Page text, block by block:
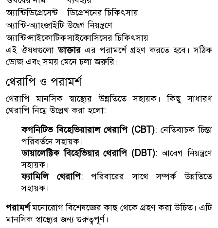
অ্যান্টিডিপ্রেসেন্ট
ডিপ্রেশনের চিকিৎসায়
অ্যান্টি-অ্যাংজাইটি উদ্বেগ নিয়ন্ত্রণে
অ্যান্টিপ্সাইকোটিকসাইকোসিসের চিকিৎসায়
এই ঔষধগুলোডাক্তারএর পরামর্শে গ্রহণ করতে হবে। সঠিক
ডোজ এবং সময় মেনে চলা জরুরি।
থেরাপি ও পরামর্শ
থেরাপি মানসিক স্বাস্থ্যের উন্নতিতে সহায়ক। কিছু সাধারণ
থেরাপি নিম্নে উল্লেখ করা হলো:
কগনিটিভ বিহেভিয়ারাল থেরাপি (CBT): নেতিবাচক চিন্তা
পরিবর্তনে সহায়ক।
ডায়ালেক্টিক বিহেভিয়ার থেরাপি (DBT): আবেগ নিয়ন্ত্রণে
সহায়ক।
ফ্যামিলি থেরাপি: পরিবারের সাথে সম্পর্ক উন্নতিতে
সহায়ক।
পরামর্শমনোরোগ বিশেষজ্ঞের কাছ থেকে গ্রহণ করা উচিত। এটি
মানসিক স্বাস্থ্যের জন্য গুরুত্বপূর্ণ।